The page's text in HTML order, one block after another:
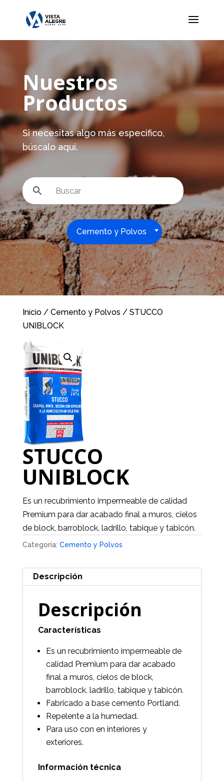
Nuestros
Productos
Si necesitas algo más especifico,
búscalo aquí.
Cemento y Polvos
Inicio/ Cemento y Polvos / STUCCO
UNIBLOCK
STUCCO
UNIBLOCK
Es un recubrimiento impermeable de calidad
Premium para dar acabado final a muros, cielos
de block, barroblock, ladrillo, tabique y tabicón.
Categoría: Cemento y Polvos
Descripción
Descripción
Características
Es un recubrimiento impermeable de
calidad Premium para dar acabado
final a muros, cielos de block,
barroblock, ladrillo, tabique y tabicón.
Fabricado a base cemento Portland.
Repelente a la humedad.
Para uso con en interiores y
exteriores.
Información técnica